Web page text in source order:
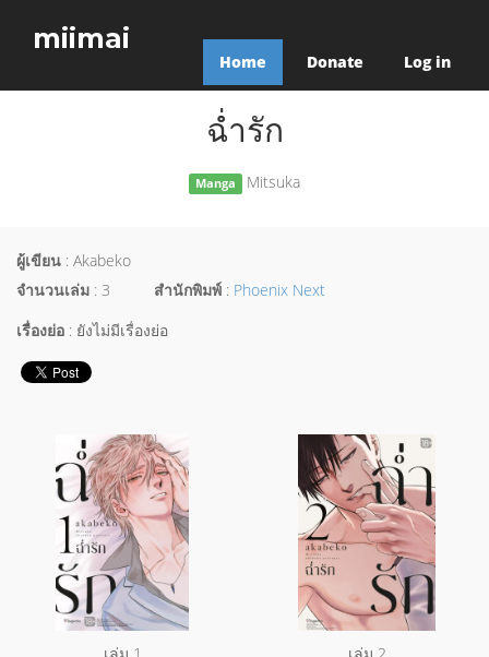
miimai
Home Donate Log in
ฉ่ำรัก
Manga Mitsuka
ผู้เขียน : Akabeko
จำนวนเล่ม : 3 สำนักพิมพ์ : Phoenix Next
เรื่องย่อ : ยังไม่มีเรื่องย่อ